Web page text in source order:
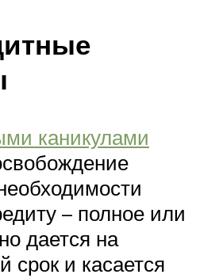
каникулами
– полное или
дается на
срок и касается